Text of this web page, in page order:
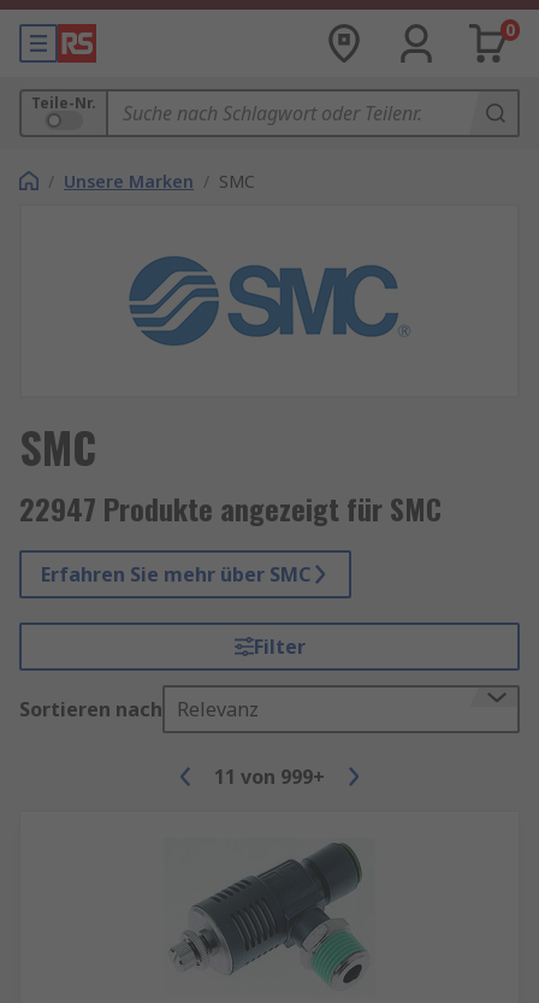
0
Teile-Nr.
/ Unsere Marken / SMC
SMC
22947 Produkte angezeigt für SMC
Erfahren Sie mehr über SMC
Filter
Sortieren nach Relevanz
11 von 999+